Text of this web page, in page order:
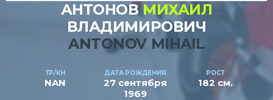
АНТОНОВМИХАИЛ
ВЛАДИМИРОВИЧ
ANTONOV MIHAIL
ТР/КН
NAN
ДАТА РОЖДЕНИЯ
27 сентября
1969
РОСТ
182 см.